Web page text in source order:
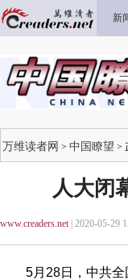
新
万维读者网 > 中国瞭望 >
人大闭
www.creaders.net| 2020-05-29
5月28日，中共全国